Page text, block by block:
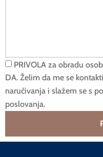
PRIVOLA za obradu
DA. Želim da me se
naručivanja i slažem se s
poslovanja.